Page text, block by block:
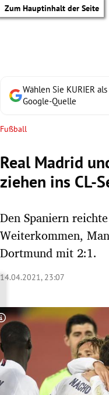
Zum Hauptinhalt der Seite
Untermenü
Untermenü
Untermenü
Untermenü
Untermenü
Wählen Sie KURIER
Google-Quelle
Fußball
Real Madrid
ziehen ins CL-
Den Spaniern
Weiterkommen,
Dortmund mit 2:1.
14.04.2021, 23:07
Copyright-Hinweis öffnen/